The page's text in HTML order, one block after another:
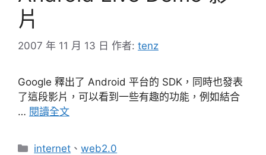
片
2007 年 11 月 13 日 作者: tenz
Google 釋出了 Android 平台的 SDK，同時也發表
了這段影片，可以看到一些有趣的功能，例如結合
… 閱讀全文
分
internet 、web2.0